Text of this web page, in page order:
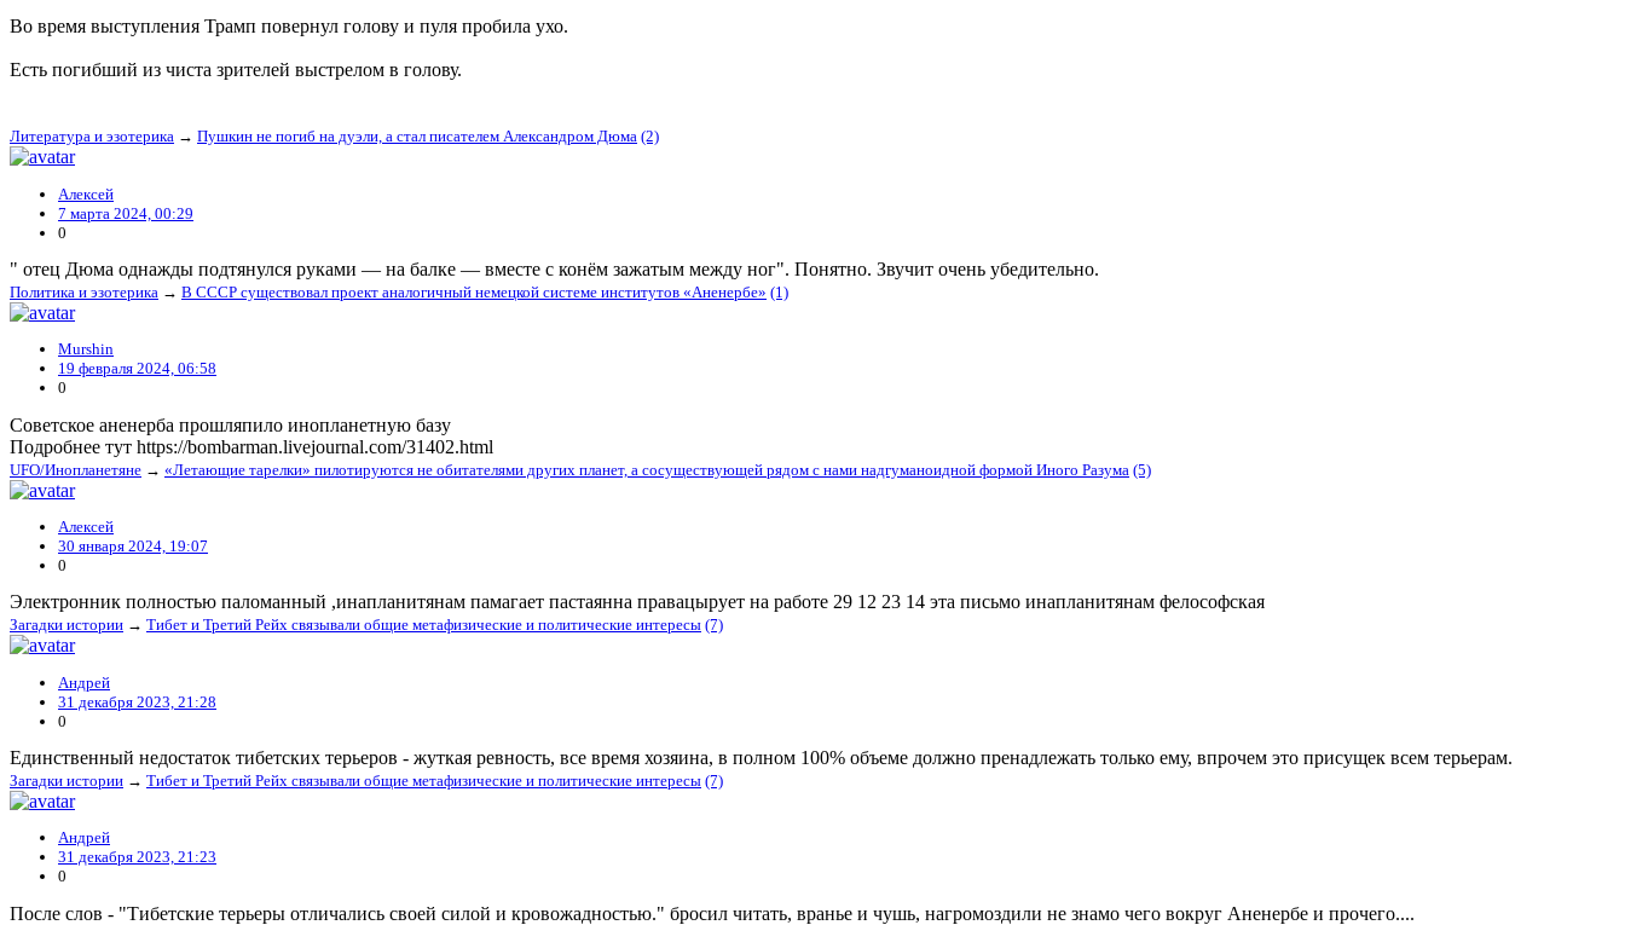
Во время выступления Трамп повернул голову и пуля пробила ухо.
Есть погибший из чиста зрителей выстрелом в голову.
Литература и эзотерика → Пушкин не погиб на дуэли, а стал писателем Александром Дюма (2)
Алексей
7 марта 2024, 00:29
0
" отец Дюма однажды подтянулся руками — на балке — вместе с конём зажатым между ног". Понятно. Звучит очень убедительно.
Политика и эзотерика → В СССР существовал проект аналогичный немецкой системе институтов «Аненербе» (1)
Murshin
19 февраля 2024, 06:58
0
Советское аненерба прошляпило инопланетную базу
Подробнее тут https://bombarman.livejournal.com/31402.html
UFO/Инопланетяне → «Летающие тарелки» пилотируются не обитателями других планет, а сосуществующей рядом с нами надгуманоидной формой Иного Разума (5)
Алексей
30 января 2024, 19:07
0
Электронник полностью паломанный ,инапланитянам памагает пастаянна правацырует на работе 29 12 23 14 эта письмо инапланитянам фелософская
Загадки истории → Тибет и Третий Рейх связывали общие метафизические и политические интересы (7)
Андрей
31 декабря 2023, 21:28
0
Единственный недостаток тибетских терьеров - жуткая ревность, все время хозяина, в полном 100% объеме должно пренадлежать только ему, впрочем это присущек всем терьерам.
Загадки истории → Тибет и Третий Рейх связывали общие метафизические и политические интересы (7)
Андрей
31 декабря 2023, 21:23
0
После слов - "Тибетские терьеры отличались своей силой и кровожадностью." бросил читать, вранье и чушь, нагромоздили не знамо чего вокруг Аненербе и прочего....